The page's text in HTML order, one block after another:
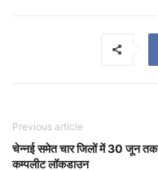
Previous article
चेन्नई समेत चार जिलों में 30 जून तक
कम्पलीट लॉकडाउन